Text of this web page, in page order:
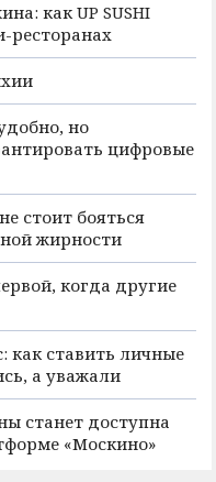
как UP SUSHI
ресторанах
но
цифровые
стоит бояться
жирности
когда другие
как ставить личные
а уважали
станет доступна
«Москино»